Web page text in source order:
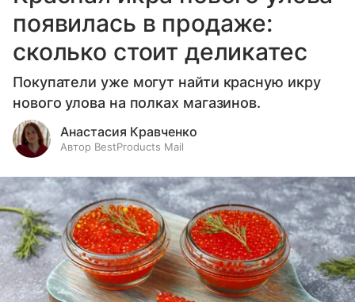
появилась в продаже:
сколько стоит деликатес
Покупатели уже могут найти красную икру
нового улова на полках магазинов.
Анастасия Кравченко
Автор BestProducts Mail